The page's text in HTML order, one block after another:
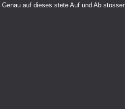
auf dieses stete Auf und Ab